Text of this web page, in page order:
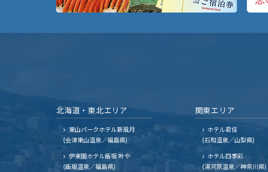
北海道・東北エリア
東山パークホテル新風月
(会津東山温泉／福島県)
伊東園ホテル飯坂 叶や
(飯坂温泉／福島県)
関東エリア
ホテル君佳
(石和温泉／山梨県)
ホテル四季彩
(湯河原温泉／神奈川県)